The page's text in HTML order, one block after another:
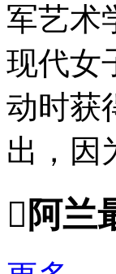
军艺术
现代女
动时获
出，因
 阿兰